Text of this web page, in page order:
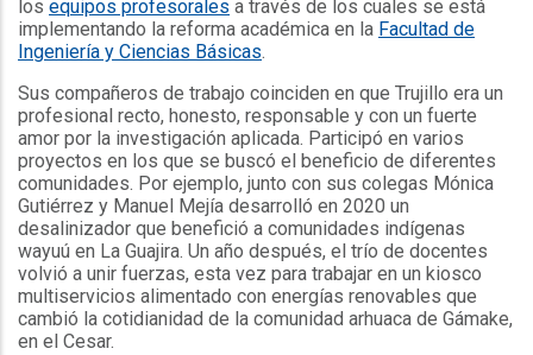
los equipos profesorales a través de los cuales se está
implementando la reforma académica en la Facultad de
Ingeniería y Ciencias Básicas.
Sus compañeros de trabajo coinciden en que Trujillo era un
profesional recto, honesto, responsable y con un fuerte
amor por la investigación aplicada. Participó en varios
proyectos en los que se buscó el beneficio de diferentes
comunidades. Por ejemplo, junto con sus colegas Mónica
Gutiérrez y Manuel Mejía desarrolló en 2020 un
desalinizador que benefició a comunidades indígenas
wayuú en La Guajira. Un año después, el trío de docentes
volvió a unir fuerzas, esta vez para trabajar en un kiosco
multiservicios alimentado con energías renovables que
cambió la cotidianidad de la comunidad arhuaca de Gámake,
en el Cesar.